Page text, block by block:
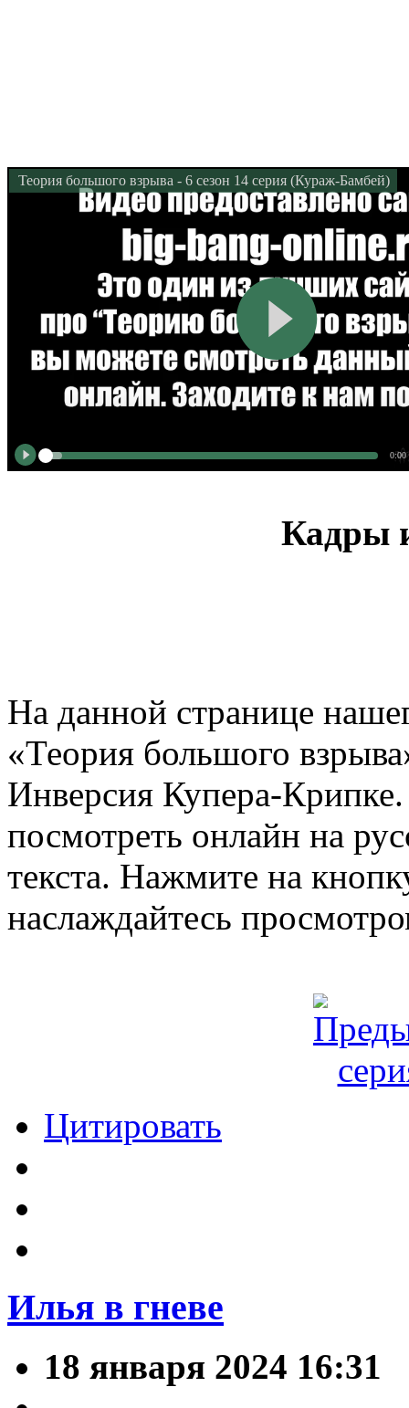
Теория большого взрыва - 6 сезон 14 серия (Кураж-Бамбей)
0:00
Кадры
На данной странице
«Теория большого
Инверсия Купера-
посмотреть онлайн на
текста. Нажмите на
наслаждайтесь
Цитировать
Илья в гневе
18 января 2024 16:31